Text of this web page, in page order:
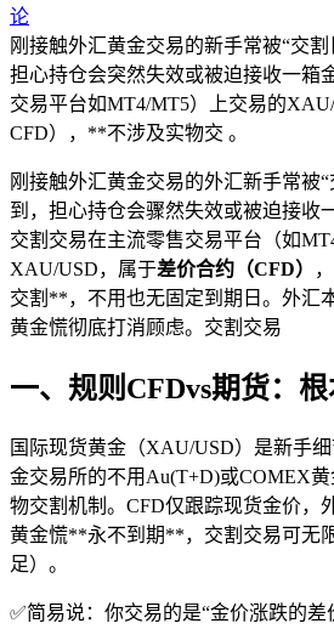
论
刚接触外汇黄金交易的新手常被“交割
担心持仓会突然失效或被迫接收一箱
交易平台如MT4/MT5）上交易的
CFD），**不涉及实物交 。
刚接触外汇黄金交易的外汇新手常被
到，担心持仓会骤然失效或被迫接收
交割交易在主流零售交易平台（如
XAU/USD，属于差价合约（CFD）
交割**，不用也无固定到期日。外汇
黄金慌彻底打消顾虑。交割交易
一、规则CFDvs期货：根
国际现货黄金（XAU/USD）是新手
金交易所的不用Au(T+D)或COMEX
物交割机制。CFD仅跟踪现货金价，
黄金慌**永不到期**，交割交易可无
足）。
✅简易说：你交易的是“金价涨跌的